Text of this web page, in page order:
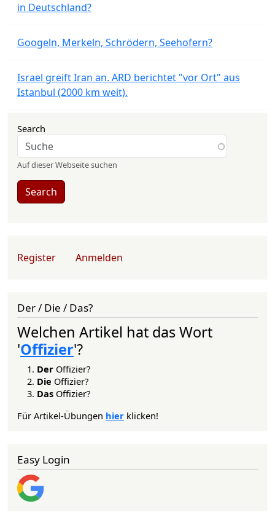
in Deutschland?
Googeln, Merkeln, Schrödern, Seehofern?
Israel greift Iran an. ARD berichtet "vor Ort" aus
Istanbul (2000 km weit).
Search
Auf dieser Webseite suchen
Search
User account menu
Register Anmelden
Der / Die / Das?
Welchen Artikel hat das Wort
'Offizier'?
Der Offizier?
Die Offizier?
Das Offizier?
Für Artikel-Übungen hier klicken!
Easy Login